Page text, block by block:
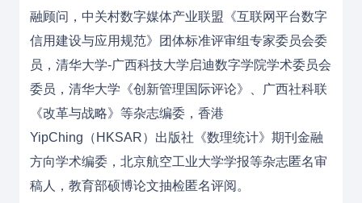
融顾问，中关村数字媒体产业联盟《互联网平台数字
信用建设与应用规范》团体标准评审组专家委员会委
员，清华大学-广西科技大学启迪数字学院学术委员会
委员，清华大学《创新管理国际评论》、广西社科联
《改革与战略》等杂志编委，香港
YipChing（HKSAR）出版社《数理统计》期刊金融
方向学术编委，北京航空工业大学学报等杂志匿名审
稿人，教育部硕博论文抽检匿名评阅。